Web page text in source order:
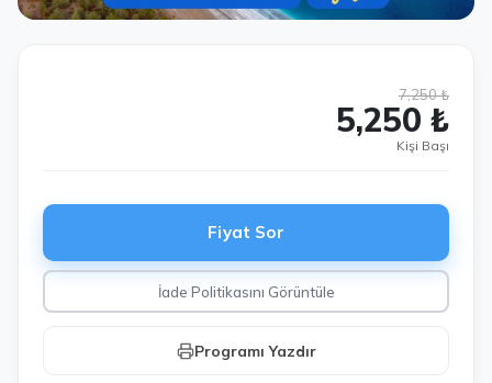
7,250 ₺
5,250 ₺
Kişi Başı
Fiyat Sor
İade Politikasını Görüntüle
Programı Yazdır